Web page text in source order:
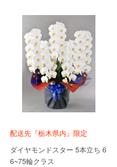
配送先『栃木県内』限定
ダイヤモンドスター 5本立ち 6
6~75輪クラス